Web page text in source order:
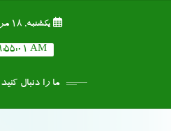
یکشنبه, ۱۸ مرداد ۱۴۰۵
AM
ما را دنبال کنید